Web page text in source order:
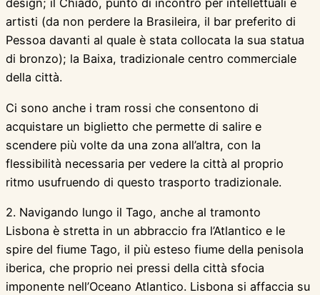
design; il Chiado, punto di incontro per intellettuali e
artisti (da non perdere la Brasileira, il bar preferito di
Pessoa davanti al quale è stata collocata la sua statua
di bronzo); la Baixa, tradizionale centro commerciale
della città.
Ci sono anche i tram rossi che consentono di
acquistare un biglietto che permette di salire e
scendere più volte da una zona all’altra, con la
flessibilità necessaria per vedere la città al proprio
ritmo usufruendo di questo trasporto tradizionale.
2. Navigando lungo il Tago, anche al tramonto
Lisbona è stretta in un abbraccio fra l’Atlantico e le
spire del fiume Tago, il più esteso fiume della penisola
iberica, che proprio nei pressi della città sfocia
imponente nell’Oceano Atlantico. Lisbona si affaccia su